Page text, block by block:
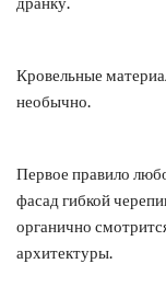
Кровельные
необычно.
Первое правило
фасад гибкой
органично
архитектуры.